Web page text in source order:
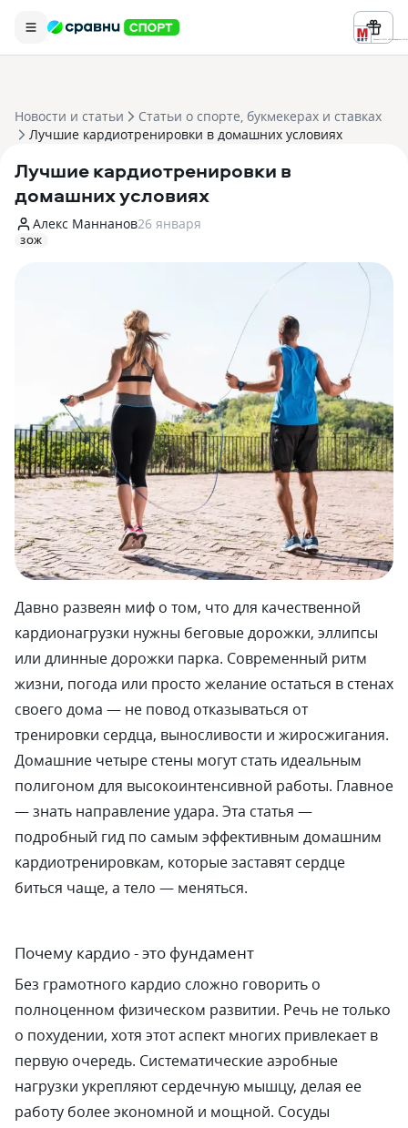
Реклама ООО «БК «Марафон» ИНН
Новости и статьи
Статьи о спорте, букмекерах и ставках
Лучшие кардиотренировки в домашних условиях
Лучшие кардиотренировки в
домашних условиях
Алекс Маннанов26 января
ЗОЖ
Давно развеян миф о том, что для качественной
кардионагрузки нужны беговые дорожки, эллипсы
или длинные дорожки парка. Современный ритм
жизни, погода или просто желание остаться в стенах
своего дома — не повод отказываться от
тренировки сердца, выносливости и жиросжигания.
Домашние четыре стены могут стать идеальным
полигоном для высокоинтенсивной работы. Главное
— знать направление удара. Эта статья —
подробный гид по самым эффективным домашним
кардиотренировкам, которые заставят сердце
биться чаще, а тело — меняться.
Почему кардио - это фундамент
Без грамотного кардио сложно говорить о
полноценном физическом развитии. Речь не только
о похудении, хотя этот аспект многих привлекает в
первую очередь. Систематические аэробные
нагрузки укрепляют сердечную мышцу, делая ее
работу более экономной и мощной. Сосуды